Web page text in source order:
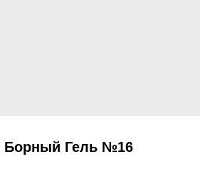
Борный Гель №16